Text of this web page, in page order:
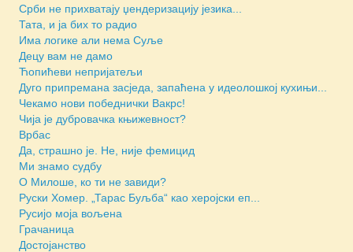
Срби не прихватају џендеризацију језика...
Тата, и ја бих то радио
Има логике али нема Суље
Децу вам не дамо
Ћопићеви непријатељи
Дуго припремана засједа, запаћена у идеолошкој кухињи...
Чекамо нови победнички Вакрс!
Чија је дубровачка књижевност?
Врбас
Да, страшно је. Не, није фемицид
Ми знамо судбу
О Милоше, ко ти не завиди?
Руски Хомер. „Тарас Буљба“ као херојски еп...
Русијо моја вољена
Грачаница
Достојанство